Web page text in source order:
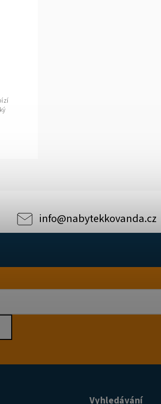
info@nabytekkovanda.cz
Vyhledávání